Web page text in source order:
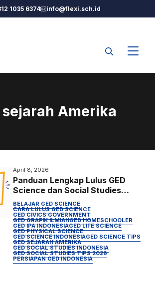
1035 6374 info@flexi.sch.id
sejarah Amerika
April 8, 2026
Panduan Lengkap Lulus GED
Science dan Social Studies
untuk Siswa Indonesia
BELAJAR GED SCIENCE
CARA LULUS GED SCIENCE
GED CIVICS GOVERNMENT
GED GRAFIK ILMIAHGED HOMESCHOOLER
GED IPA INDONESIAGED LIFE SCIENCE
GED PHYSICAL SCIENCE
GED SCIENCE INDONESIAGED SCIENCE TIPS
GED SEJARAH AMERIKA
GED SOCIAL STUDIES INDONESIA
GED SOCIAL STUDIES TIPS 2026
PERSIAPAN GED INDONESIA